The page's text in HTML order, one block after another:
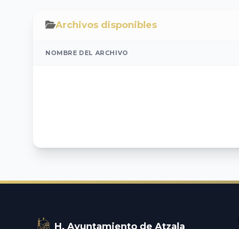
Archivos disponibles
NOMBRE DEL ARCHIVO
H. Ayuntamiento de Atzala